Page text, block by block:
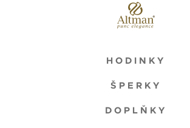
HODINKY
ŠPERKY
DOPLŇKY